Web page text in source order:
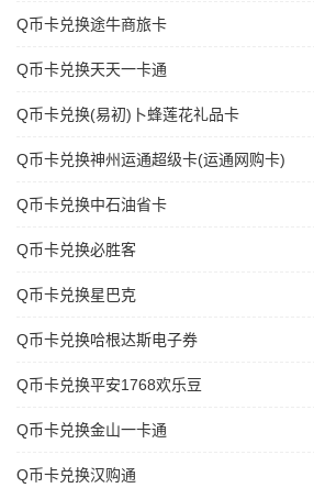
Q币卡兑换途牛商旅卡
Q币卡兑换天天一卡通
Q币卡兑换(易初)卜蜂莲花礼品卡
Q币卡兑换神州运通超级卡(运通网购卡)
Q币卡兑换中石油省卡
Q币卡兑换必胜客
Q币卡兑换星巴克
Q币卡兑换哈根达斯电子券
Q币卡兑换平安1768欢乐豆
Q币卡兑换金山一卡通
Q币卡兑换汉购通